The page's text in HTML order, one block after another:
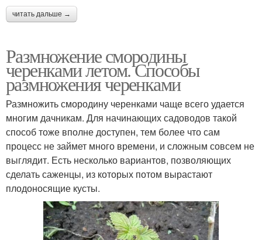
читать дальше →
Размножение смородины
черенками летом. Способы
размножения черенками
Размножить смородину черенками чаще всего удается
многим дачникам. Для начинающих садоводов такой
способ тоже вполне доступен, тем более что сам
процесс не займет много времени, и сложным совсем не
выглядит. Есть несколько вариантов, позволяющих
сделать саженцы, из которых потом вырастают
плодоносящие кусты.